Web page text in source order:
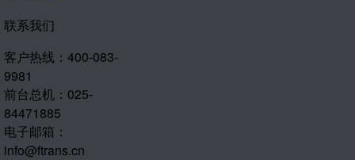
联系我们
客户热线：400-083-
9981
前台总机：025-
84471885
电子邮箱：
info@ftrans.cn